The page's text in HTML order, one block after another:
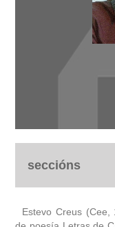
seccións
Estevo Creus